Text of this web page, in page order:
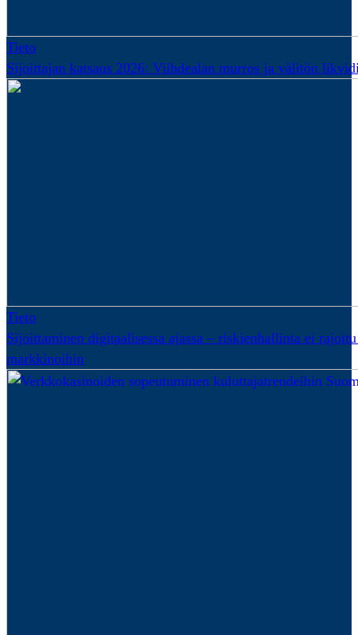
Tieto
Sijoittajan katsaus 2026: Viihdealan murros ja välitön
Tieto
Sijoittaminen digitaalisessa ajassa – riskienhallinta ei
markkinoihin